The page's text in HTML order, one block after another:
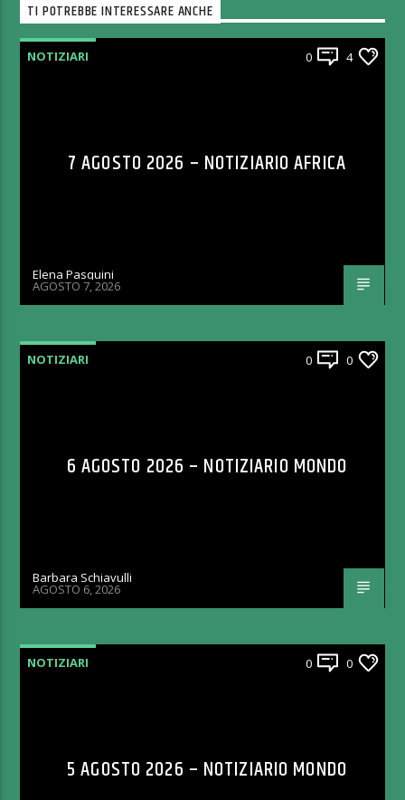
TI POTREBBE INTERESSARE ANCHE
NOTIZIARI 0 4
7 AGOSTO 2026 – NOTIZIARIO AFRICA
Elena Pasquini
AGOSTO 7, 2026
NOTIZIARI 0 0
6 AGOSTO 2026 – NOTIZIARIO MONDO
Barbara Schiavulli
AGOSTO 6, 2026
NOTIZIARI 0 0
5 AGOSTO 2026 – NOTIZIARIO MONDO